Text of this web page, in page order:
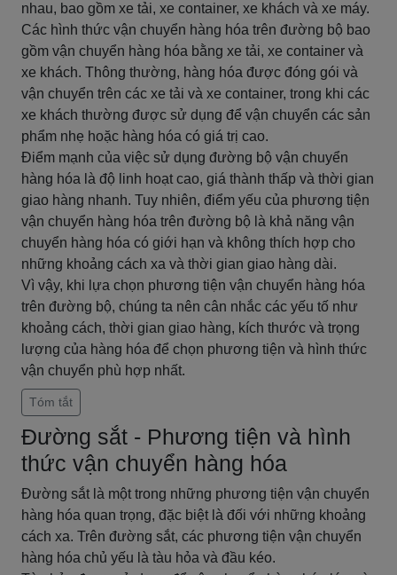
nhau, bao gồm xe tải, xe container, xe khách và xe máy.
Các hình thức vận chuyển hàng hóa trên đường bộ bao
gồm vận chuyển hàng hóa bằng xe tải, xe container và
xe khách. Thông thường, hàng hóa được đóng gói và
vận chuyển trên các xe tải và xe container, trong khi các
xe khách thường được sử dụng để vận chuyển các sản
phẩm nhẹ hoặc hàng hóa có giá trị cao.
Điểm mạnh của việc sử dụng đường bộ vận chuyển
hàng hóa là độ linh hoạt cao, giá thành thấp và thời gian
giao hàng nhanh. Tuy nhiên, điểm yếu của phương tiện
vận chuyển hàng hóa trên đường bộ là khả năng vận
chuyển hàng hóa có giới hạn và không thích hợp cho
những khoảng cách xa và thời gian giao hàng dài.
Vì vậy, khi lựa chọn phương tiện vận chuyển hàng hóa
trên đường bộ, chúng ta nên cân nhắc các yếu tố như
khoảng cách, thời gian giao hàng, kích thước và trọng
lượng của hàng hóa để chọn phương tiện và hình thức
vận chuyển phù hợp nhất.
Tóm tắt
Đường sắt - Phương tiện và hình
thức vận chuyển hàng hóa
Đường sắt là một trong những phương tiện vận chuyển
hàng hóa quan trọng, đặc biệt là đối với những khoảng
cách xa. Trên đường sắt, các phương tiện vận chuyển
hàng hóa chủ yếu là tàu hỏa và đầu kéo.